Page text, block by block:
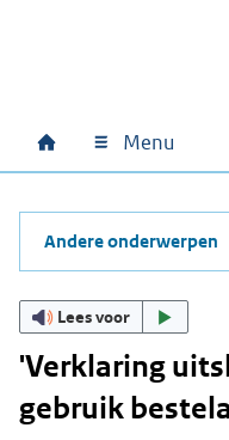
Hoofdnavigatie
Home Menu
Andere onderwerpen
Lees voor
'Verklaring
gebruik